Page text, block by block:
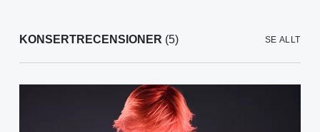
KONSERTRECENSIONER (5) SE ALLT